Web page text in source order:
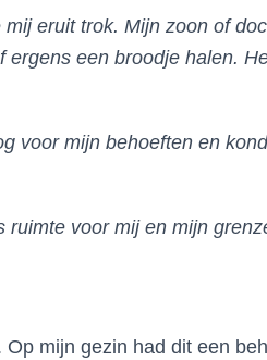
eruit trok. Mijn zoon of
een broodje halen.
voor mijn behoeften en
voor mij en mijn
mijn gezin had dit een